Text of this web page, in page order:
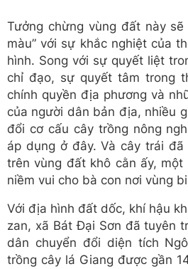
Tưởng chừng vùng đất này sẽ
màu” với sự khắc nghiệt của
hình. Song với sự quyết liệt
chỉ đạo, sự quyết tâm trong
chính quyền địa phương và
của người dân bản địa, nhiều
đổi cơ cấu cây trồng nông
áp dụng ở đây. Và cây trái
trên vùng đất khô cằn ấy, một
niềm vui cho bà con nơi vùng
Với địa hình đất dốc, khí hậu
zan, xã Bát Đại Sơn đã tuyên
dân chuyển đổi diện tích
trồng cây lá Giang được gần